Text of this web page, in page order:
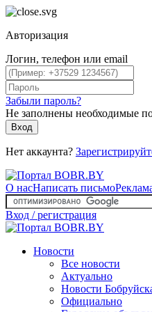
Авторизация
Логин, телефон или email
Забыли пароль?
Не заполнены необходимые
Вход
Нет аккаунта?
О насНаписать письмо
Вход / регистрация
Новости
Все новости
Актуально
Новости
Официально